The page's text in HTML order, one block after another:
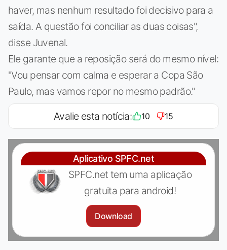
haver, mas nenhum resultado foi decisivo para a
saída. A questão foi conciliar as duas coisas",
disse Juvenal.
Ele garante que a reposição será do mesmo nível:
"Vou pensar com calma e esperar a Copa São
Paulo, mas vamos repor no mesmo padrão."
Avalie esta notícia: 10 15
Aplicativo SPFC.net
SPFC.net tem uma aplicação
gratuita para android!
Download